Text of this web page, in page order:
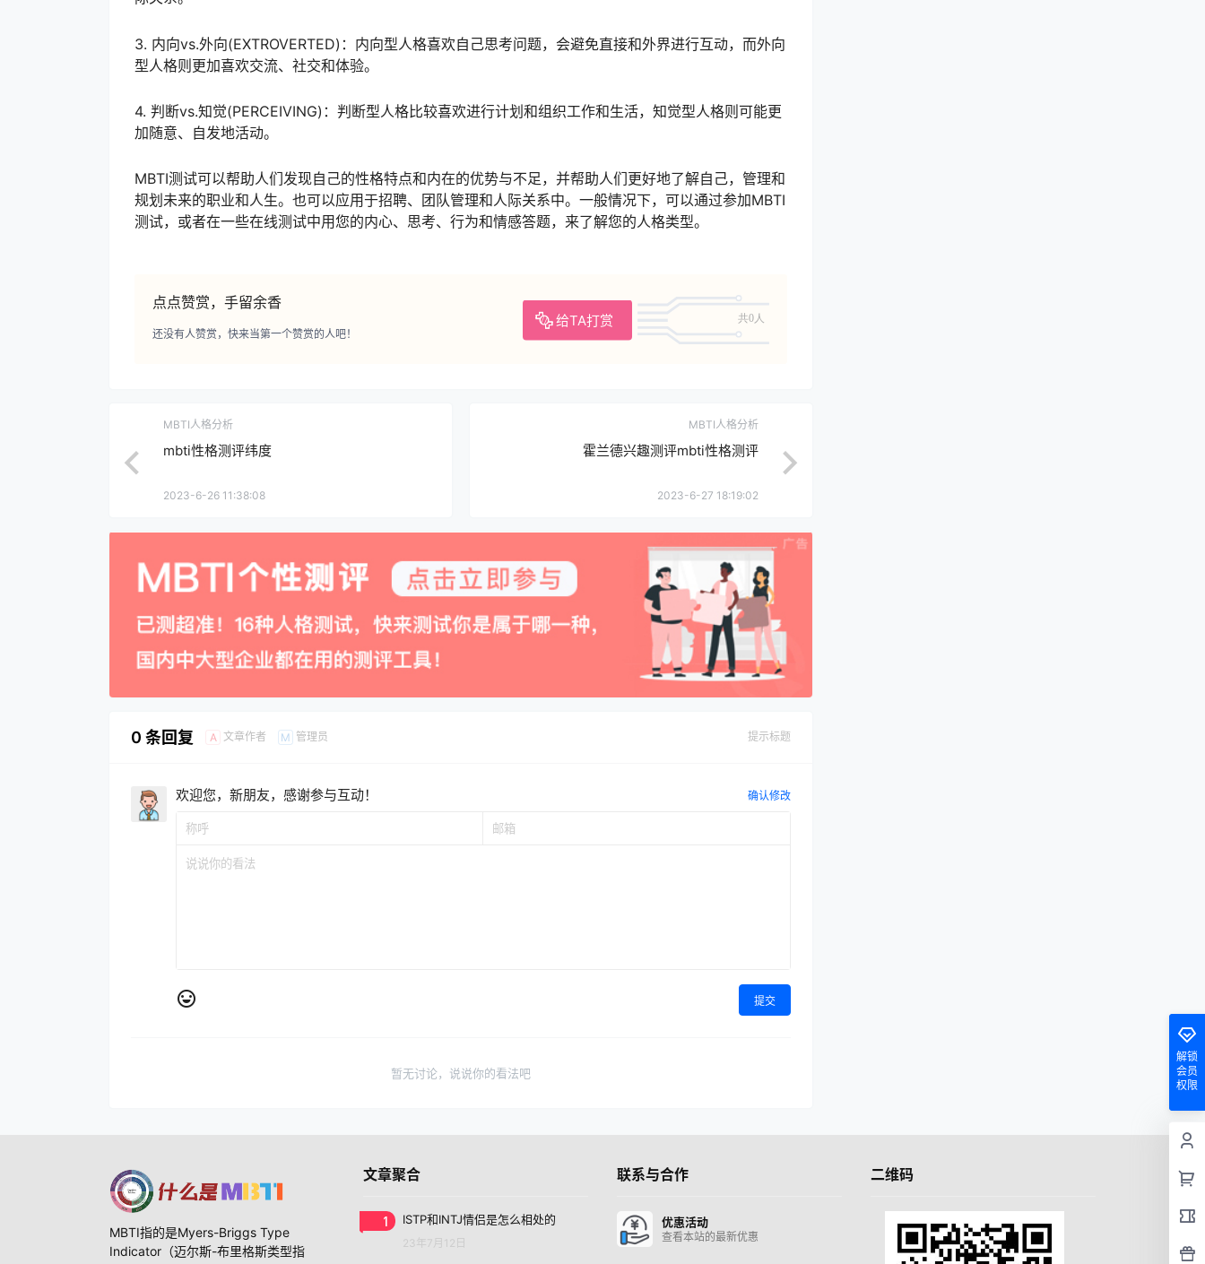
3. 内向vs.外向(EXTROVERTED)：内向型人格喜欢自己思考问题，会避免直接和外界进行互动，而外向
型人格则更加喜欢交流、社交和体验。
4. 判断vs.知觉(PERCEIVING)：判断型人格比较喜欢进行计划和组织工作和生活，知觉型人格则可能更
加随意、自发地活动。
MBTI测试可以帮助人们发现自己的性格特点和内在的优势与不足，并帮助人们更好地了解自己，管理和
规划未来的职业和人生。也可以应用于招聘、团队管理和人际关系中。一般情况下，可以通过参加MBTI
测试，或者在一些在线测试中用您的内心、思考、行为和情感答题，来了解您的人格类型。
点点赞赏，手留余香
给TA打赏 共0人
还没有人赞赏，快来当第一个赞赏的人吧！
MBTI人格分析
mbti性格测评纬度
2023-6-26 11:38:08
MBTI人格分析
霍兰德兴趣测评mbti性格测评
2023-6-27 18:19:02
0 条回复 A 文章作者 M 管理员 提示标题
欢迎您，新朋友，感谢参与互动！ 确认修改
提交
暂无讨论，说说你的看法吧
解锁
会员
权限
MBTI指的是Myers-Briggs Type
Indicator（迈尔斯-布里格斯类型指
文章聚合
1 ISTP和INTJ情侣是怎么相处的
23年7月12日
联系与合作
优惠活动
查看本站的最新优惠
二维码